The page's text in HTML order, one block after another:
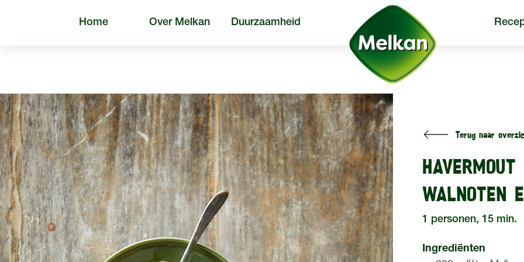
Home Over Melkan Duurzaamheid
Zoeken naar Algemeen Producten Recepten Terug naar
WALNOTEN
1 personen, 15 min.
Ingrediënten